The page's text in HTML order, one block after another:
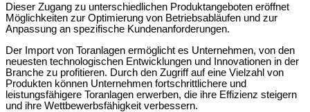
Dieser Zugang zu unterschiedlichen Produktangeboten eröffnet
Möglichkeiten zur Optimierung von Betriebsabläufen und zur
Anpassung an spezifische Kundenanforderungen.
Der Import von Toranlagen ermöglicht es Unternehmen, von den
neuesten technologischen Entwicklungen und Innovationen in der
Branche zu profitieren. Durch den Zugriff auf eine Vielzahl von
Produkten können Unternehmen fortschrittlichere und
leistungsfähigere Toranlagen erwerben, die ihre Effizienz steigern
und ihre Wettbewerbsfähigkeit verbessern.